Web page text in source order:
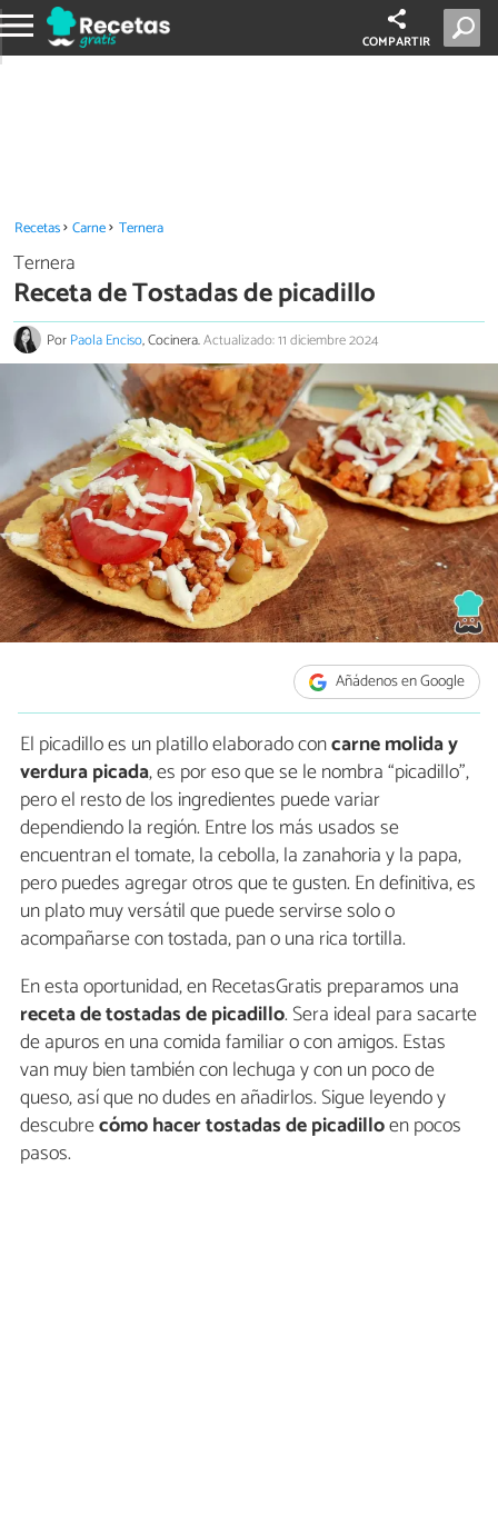
COMPARTIR
Recetas Carne Ternera
Ternera
Receta de Tostadas de picadillo
PorPaola Enciso, Cocinera.Actualizado: 11 diciembre 2024
Añádenos en Google
El picadillo es un platillo elaborado concarne molida y
verdura picada, es por eso que se le nombra “picadillo”,
pero el resto de los ingredientes puede variar
dependiendo la región. Entre los más usados se
encuentran el tomate, la cebolla, la zanahoria y la papa,
pero puedes agregar otros que te gusten. En definitiva, es
un plato muy versátil que puede servirse solo o
acompañarse con tostada, pan o una rica tortilla.
En esta oportunidad, en RecetasGratis preparamos una
receta de tostadas de picadillo. Sera ideal para sacarte
de apuros en una comida familiar o con amigos. Estas
van muy bien también con lechuga y con un poco de
queso, así que no dudes en añadirlos. Sigue leyendo y
descubrecómo hacer tostadas de picadilloen pocos
pasos.